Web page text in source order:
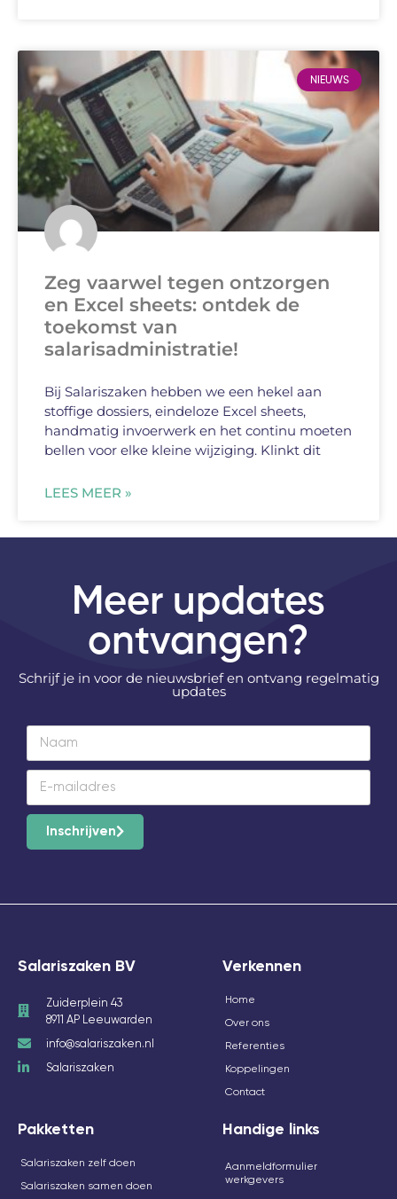
NIEUWS
Zeg vaarwel tegen ontzorgen
en Excel sheets: ontdek de
toekomst van
salarisadministratie!
Bij Salariszaken hebben we een hekel aan
stoffige dossiers, eindeloze Excel sheets,
handmatig invoerwerk en het continu moeten
bellen voor elke kleine wijziging. Klinkt dit
LEES MEER »
Meer updates
ontvangen?
Schrijf je in voor de nieuwsbrief en ontvang regelmatig
updates
Inschrijven
Salariszaken BV
Zuiderplein 43
8911 AP Leeuwarden
info@salariszaken.nl
Salariszaken
Verkennen
Home
Over ons
Referenties
Koppelingen
Contact
Pakketten
Salariszaken zelf doen
Salariszaken samen doen
Handige links
Aanmeldformulier
werkgevers